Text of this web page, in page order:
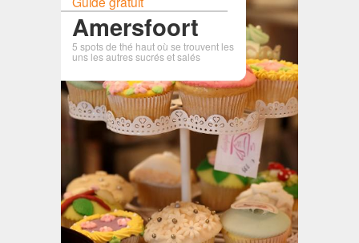
Amersfoort
5 spots de thé haut où se trouvent les
uns les autres sucrés et salés